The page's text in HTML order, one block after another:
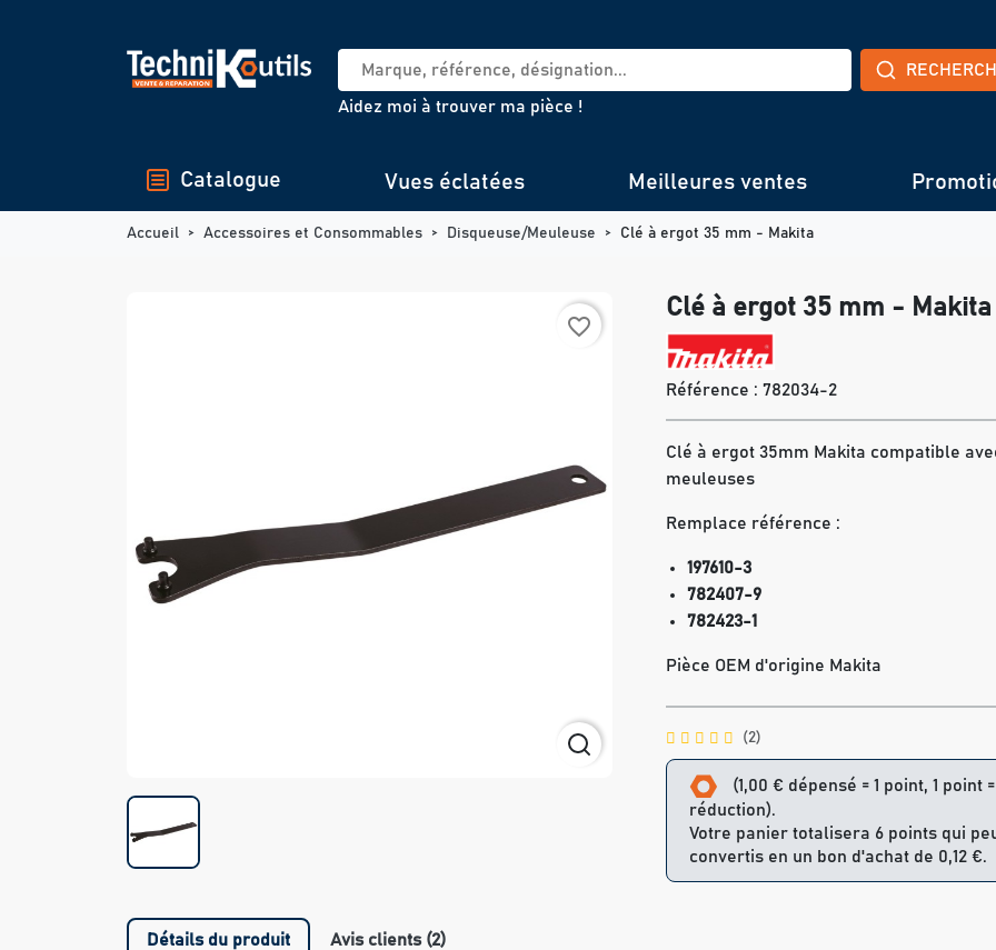
Aidez moi à trouver ma pièce !
Catalogue Vues éclatées Meilleures ventes
Accueil Accessoires et Consommables Disqueuse/Meuleuse Clé à ergot 35 mm - Makita
favorite_border
Clé à ergot 35 mm - Makita
Référence : 782034-2
Clé à ergot 35mm Makita compatible
meuleuses
Remplace référence :
197610-3
782407-9
782423-1
Pièce OEM d'origine Makita
(2)
(1,00 € dépensé = 1 point, 1 point
réduction).
Votre panier totalisera 6 points qui
convertis en un bon d'achat de 0,12 €.
Détails du produit Avis clients (2)